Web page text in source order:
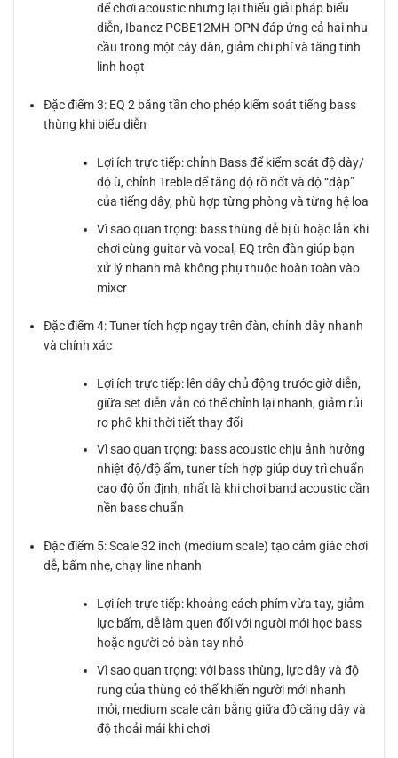
để chơi acoustic nhưng lại thiếu giải pháp biểu
diễn, Ibanez PCBE12MH-OPN đáp ứng cả hai nhu
cầu trong một cây đàn, giảm chi phí và tăng tính
linh hoạt
Đặc điểm 3: EQ 2 băng tần cho phép kiểm soát tiếng bass
thùng khi biểu diễn
Lợi ích trực tiếp: chỉnh Bass để kiểm soát độ dày/
độ ù, chỉnh Treble để tăng độ rõ nốt và độ “đập”
của tiếng dây, phù hợp từng phòng và từng hệ loa
Vì sao quan trọng: bass thùng dễ bị ù hoặc lẫn khi
chơi cùng guitar và vocal, EQ trên đàn giúp bạn
xử lý nhanh mà không phụ thuộc hoàn toàn vào
mixer
Đặc điểm 4: Tuner tích hợp ngay trên đàn, chỉnh dây nhanh
và chính xác
Lợi ích trực tiếp: lên dây chủ động trước giờ diễn,
giữa set diễn vẫn có thể chỉnh lại nhanh, giảm rủi
ro phô khi thời tiết thay đổi
Vì sao quan trọng: bass acoustic chịu ảnh hưởng
nhiệt độ/độ ẩm, tuner tích hợp giúp duy trì chuẩn
cao độ ổn định, nhất là khi chơi band acoustic cần
nền bass chuẩn
Đặc điểm 5: Scale 32 inch (medium scale) tạo cảm giác chơi
dễ, bấm nhẹ, chạy line nhanh
Lợi ích trực tiếp: khoảng cách phím vừa tay, giảm
lực bấm, dễ làm quen đối với người mới học bass
hoặc người có bàn tay nhỏ
Vì sao quan trọng: với bass thùng, lực dây và độ
rung của thùng có thể khiến người mới nhanh
mỏi, medium scale cân bằng giữa độ căng dây và
độ thoải mái khi chơi